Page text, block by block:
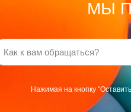
МЫ
Нажимая на кнопку